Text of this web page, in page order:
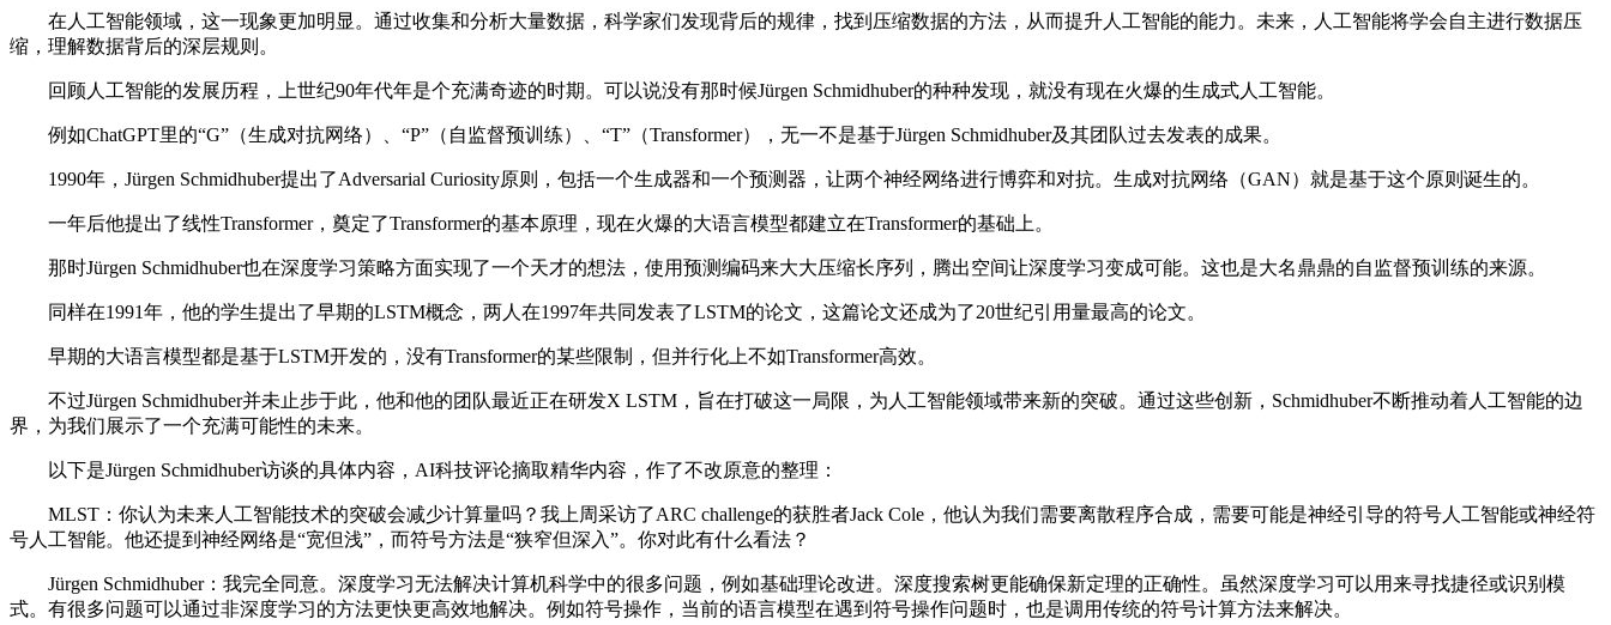
在人工智能领域，这一现象更加明显。通过收集和分析大量数据，科学家们发现背后的规律，找到压缩数据的方法，从而提升人工智能的能力。未来，人工智能将学会自主进行数据压
缩，理解数据背后的深层规则。
回顾人工智能的发展历程，上世纪90年代年是个充满奇迹的时期。可以说没有那时候Jürgen Schmidhuber的种种发现，就没有现在火爆的生成式人工智能。
例如ChatGPT里的“G”（生成对抗网络）、“P”（自监督预训练）、“T”（Transformer），无一不是基于Jürgen Schmidhuber及其团队过去发表的成果。
1990年，Jürgen Schmidhuber提出了Adversarial Curiosity原则，包括一个生成器和一个预测器，让两个神经网络进行博弈和对抗。生成对抗网络（GAN）就是基于这个原则诞生的。
一年后他提出了线性Transformer，奠定了Transformer的基本原理，现在火爆的大语言模型都建立在Transformer的基础上。
那时Jürgen Schmidhuber也在深度学习策略方面实现了一个天才的想法，使用预测编码来大大压缩长序列，腾出空间让深度学习变成可能。这也是大名鼎鼎的自监督预训练的来源。
同样在1991年，他的学生提出了早期的LSTM概念，两人在1997年共同发表了LSTM的论文，这篇论文还成为了20世纪引用量最高的论文。
早期的大语言模型都是基于LSTM开发的，没有Transformer的某些限制，但并行化上不如Transformer高效。
不过Jürgen Schmidhuber并未止步于此，他和他的团队最近正在研发X LSTM，旨在打破这一局限，为人工智能领域带来新的突破。通过这些创新，Schmidhuber不断推动着人工智能的边
界，为我们展示了一个充满可能性的未来。
以下是Jürgen Schmidhuber访谈的具体内容，AI科技评论摘取精华内容，作了不改原意的整理：
MLST：你认为未来人工智能技术的突破会减少计算量吗？我上周采访了ARC challenge的获胜者Jack Cole，他认为我们需要离散程序合成，需要可能是神经引导的符号人工智能或神经符
号人工智能。他还提到神经网络是“宽但浅”，而符号方法是“狭窄但深入”。你对此有什么看法？
Jürgen Schmidhuber：我完全同意。深度学习无法解决计算机科学中的很多问题，例如基础理论改进。深度搜索树更能确保新定理的正确性。虽然深度学习可以用来寻找捷径或识别模
式。有很多问题可以通过非深度学习的方法更快更高效地解决。例如符号操作，当前的语言模型在遇到符号操作问题时，也是调用传统的符号计算方法来解决。